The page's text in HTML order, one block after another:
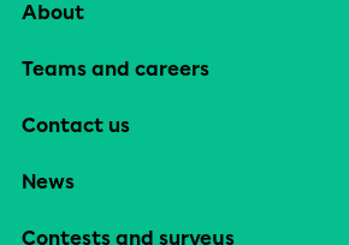
About
Teams and careers
Contact us
News
Contests and surveys